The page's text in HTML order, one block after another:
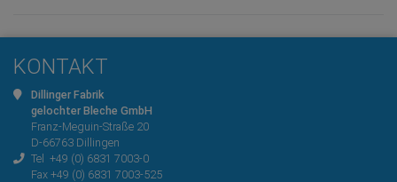
KONTAKT
Dillinger Fabrik
gelochter Bleche GmbH
Franz-Meguin-Straße 20
D-66763 Dillingen
Tel +49 (0) 6831 7003-0
Fax +49 (0) 6831 7003-525